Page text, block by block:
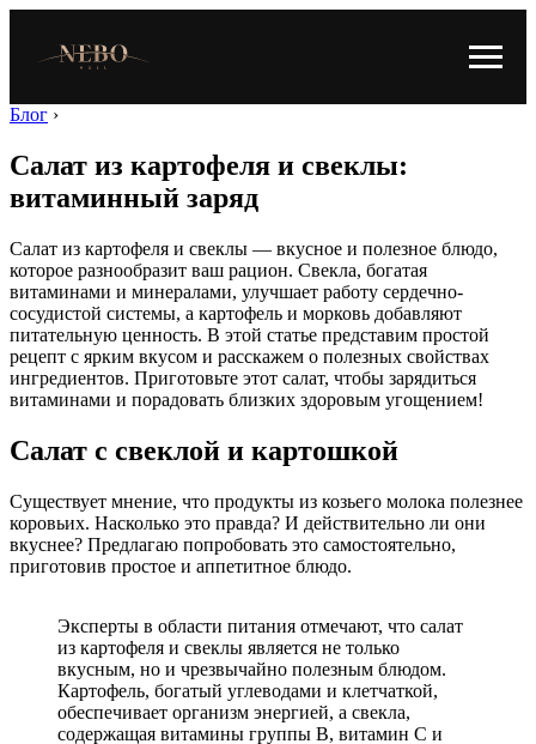
Блог ›
Салат из картофеля и свеклы:
витаминный заряд
Салат из картофеля и свеклы — вкусное и полезное блюдо,
которое разнообразит ваш рацион. Свекла, богатая
витаминами и минералами, улучшает работу сердечно-
сосудистой системы, а картофель и морковь добавляют
питательную ценность. В этой статье представим простой
рецепт с ярким вкусом и расскажем о полезных свойствах
ингредиентов. Приготовьте этот салат, чтобы зарядиться
витаминами и порадовать близких здоровым угощением!
Салат с свеклой и картошкой
Существует мнение, что продукты из козьего молока полезнее
коровьих. Насколько это правда? И действительно ли они
вкуснее? Предлагаю попробовать это самостоятельно,
приготовив простое и аппетитное блюдо.
Эксперты в области питания отмечают, что салат
из картофеля и свеклы является не только
вкусным, но и чрезвычайно полезным блюдом.
Картофель, богатый углеводами и клетчаткой,
обеспечивает организм энергией, а свекла,
содержащая витамины группы B, витамин C и